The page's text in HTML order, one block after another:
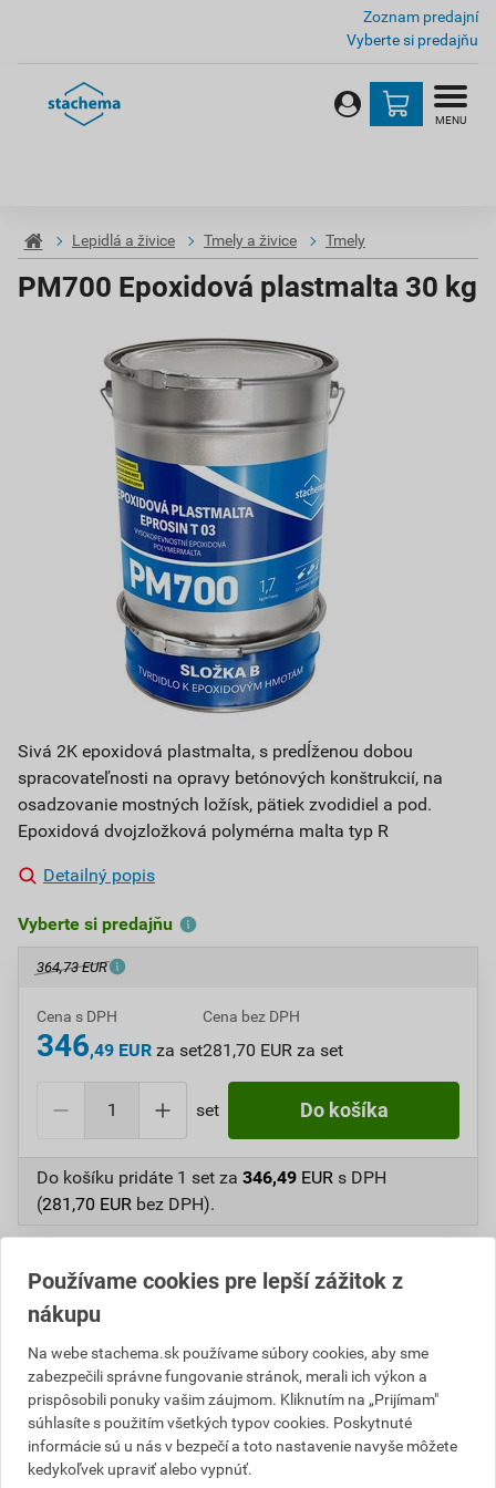
Zoznam predajní
Vyberte si predajňu
MENU
Lepidlá a živice Tmely a živice Tmely
PM700 Epoxidová plastmalta 30 kg
Sivá 2K epoxidová plastmalta, s predĺženou dobou
spracovateľnosti na opravy betónových konštrukcií, na
osadzovanie mostných ložísk, pätiek zvodidiel a pod.
Epoxidová dvojzložková polymérna malta typ R
Detailný popis
Vyberte si predajňu
364,73 EUR
Cena s DPH
346,49 EUR za set
Cena bez DPH
281,70 EUR za set
set Do košíka
Do košíku pridáte 1 set za 346,49 EUR s DPH
(281,70 EUR bez DPH).
VýrobcaStachema
Popis
Sivá dvojzložková epoxidová plastmalta, ktorá sa
používa v stavebníctve ako plastmalta s predĺženou
dobou spracovateľnosti na opravy betónových
Používame cookies pre lepší zážitok z
nákupu
Na webe stachema.sk používame súbory cookies, aby sme
zabezpečili správne fungovanie stránok, merali ich výkon a
prispôsobili ponuky vašim záujmom. Kliknutím na „Prijímam"
súhlasíte s použitím všetkých typov cookies. Poskytnuté
informácie sú u nás v bezpečí a toto nastavenie navyše môžete
kedykoľvek upraviť alebo vypnúť.